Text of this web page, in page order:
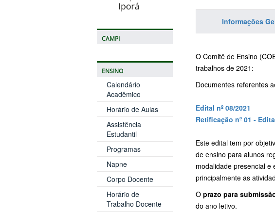
CAMPI
ENSINO
Calendário
Acadêmico
Horário de Aulas
Assistência
Estudantil
Programas
Napne
Corpo Docente
Horário de
Trabalho Docente
Informações
O Comitê de Ensino
trabalhos de 2021:
Documentes referentes
Edital nº 08/2021
Retificação nº 01 -
Este edital tem por
de ensino para alunos
modalidade presencial e
principalmente as
O prazo para
do ano letivo.